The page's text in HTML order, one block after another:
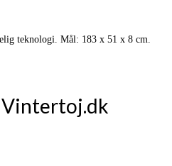
teknologi. Mål: 183 x 51 x 8 cm.